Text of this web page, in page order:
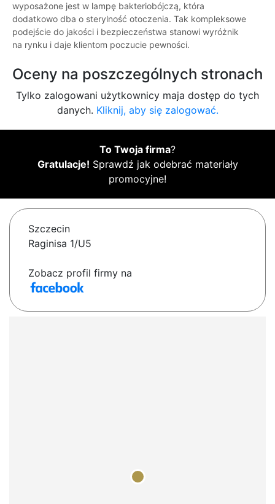
wyposażone jest w lampę bakteriobójczą, która
dodatkowo dba o sterylność otoczenia. Tak kompleksowe
podejście do jakości i bezpieczeństwa stanowi wyróżnik
na rynku i daje klientom poczucie pewności.
Oceny na poszczególnych stronach
Tylko zalogowani użytkownicy maja dostęp do tych
danych. Kliknij, aby się zalogować.
To Twoja firma?
Gratulacje! Sprawdź jak odebrać materiały
promocyjne!
Szczecin
Raginisa 1/U5
Zobacz profil firmy na